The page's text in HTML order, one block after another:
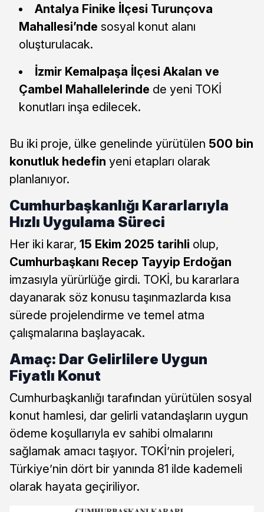
Antalya Finike İlçesi Turunçova
Mahallesi’nde sosyal konut alanı
oluşturulacak.
İzmir Kemalpaşa İlçesi Akalan ve
Çambel Mahallelerinde de yeni TOKİ
konutları inşa edilecek.
Bu iki proje, ülke genelinde yürütülen 500 bin
konutluk hedefin yeni etapları olarak
planlanıyor.
Cumhurbaşkanlığı Kararlarıyla
Hızlı Uygulama Süreci
Her iki karar, 15 Ekim 2025 tarihli olup,
Cumhurbaşkanı Recep Tayyip Erdoğan
imzasıyla yürürlüğe girdi. TOKİ, bu kararlara
dayanarak söz konusu taşınmazlarda kısa
sürede projelendirme ve temel atma
çalışmalarına başlayacak.
Amaç: Dar Gelirlilere Uygun
Fiyatlı Konut
Cumhurbaşkanlığı tarafından yürütülen sosyal
konut hamlesi, dar gelirli vatandaşların uygun
ödeme koşullarıyla ev sahibi olmalarını
sağlamak amacı taşıyor. TOKİ’nin projeleri,
Türkiye’nin dört bir yanında 81 ilde kademeli
olarak hayata geçiriliyor.